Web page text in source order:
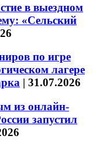
в выездном
«Сельский
по игре
лагере
| 31.07.2026
из онлайн-
запустил